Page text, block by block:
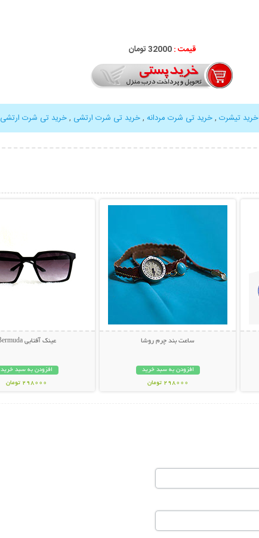
قیمت :32000 تومان
خرید تیشرت ,خرید تی شرت مردانه ,خرید تی شرت ارتشی ,خرید تی شرت ارتشی Zipper
ساعت بند چرم روشا
افزودن به سبد خرید
298000 تومان
عینک آفتابی Bermuda
افزودن به سبد خرید
298000 تومان